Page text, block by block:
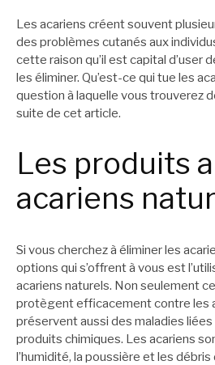
Les acariens créent souvent
des problèmes cutanés aux
cette raison qu’il est capital d’user
les éliminer. Qu’est-ce qui tue les
question à laquelle vous trouverez
suite de cet article.
Les produits
acariens
Si vous cherchez à éliminer les
options qui s’offrent à vous est
acariens naturels. Non seulement
protègent efficacement contre les
préservent aussi des maladies liées
produits chimiques. Les acariens
l’humidité, la poussière et les